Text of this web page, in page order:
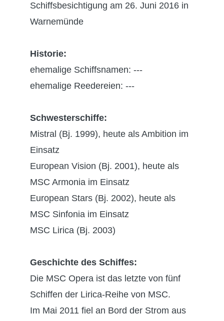
Schiffsbesichtigung am 26. Juni 2016 in
Warnemünde
Historie:
ehemalige Schiffsnamen: ---
ehemalige Reedereien: ---
Schwesterschiffe:
Mistral (Bj. 1999), heute als Ambition im
Einsatz
European Vision (Bj. 2001), heute als
MSC Armonia im Einsatz
European Stars (Bj. 2002), heute als
MSC Sinfonia im Einsatz
MSC Lirica (Bj. 2003)
Geschichte des Schiffes:
Die MSC Opera ist das letzte von fünf
Schiffen der Lirica-Reihe von MSC.
Im Mai 2011 fiel an Bord der Strom aus